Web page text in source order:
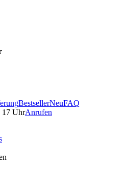
BestsellerNeuFAQ
17 UhrAnrufen